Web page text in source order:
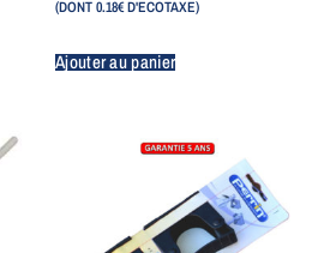
(DONT 0.18€ D'ECOTAXE)
Ajouter au panier